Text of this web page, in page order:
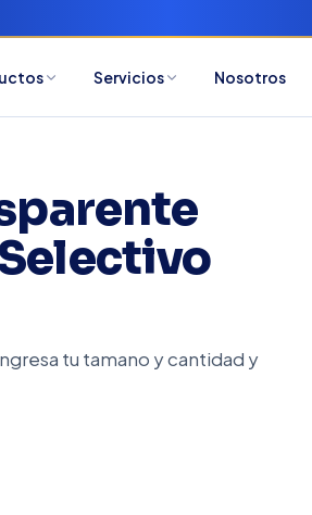
Servicios Nosotros
tu tamano y cantidad y